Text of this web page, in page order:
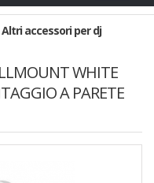
Altri accessori per dj
WHITE
A PARETE